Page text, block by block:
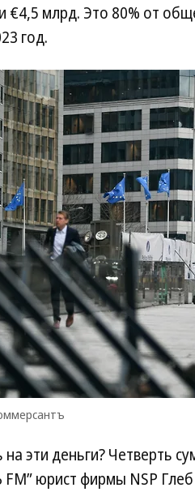
€4,5 млрд. Это 80% от
год.
эти деньги? Четверть
юрист фирмы NSP